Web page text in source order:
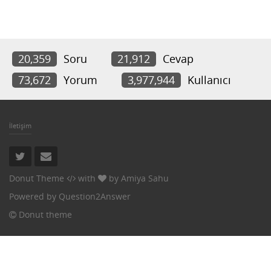
20,359 Soru 21,912
Cevap
73,672
Yorum 3,977,944 Kullanıcı
İletişim
Donut Theme with by Amiya Sahu
Powered by Question2Answer
Donut theme